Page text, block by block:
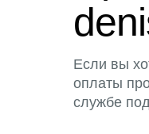
Если вы
оплаты
службе